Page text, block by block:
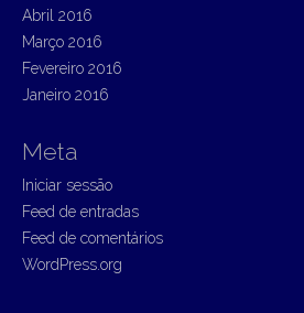
Abril 2016
Março 2016
Fevereiro 2016
Janeiro 2016
Meta
Iniciar sessão
Feed de entradas
Feed de comentários
WordPress.org